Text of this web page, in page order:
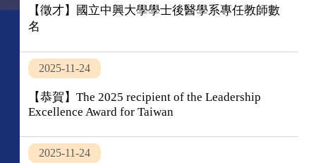
【徵才】國立中興大學學士後醫學系專任教師數
名
2025-11-24
【恭賀】The 2025 recipient of the Leadership
Excellence Award for Taiwan
2025-11-24